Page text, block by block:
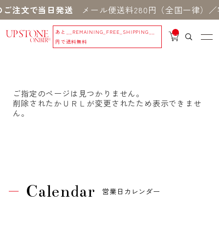
注文で当日発送メール便送料280円（全国一律）
あと
__REMAINING_FREE_SHIPPING__
円で送料無料
__
IT
ご指定のページは見つかりません。
削除されたかＵＲＬが変更されたため表示できませ
ん。
Calendar 営業日カレンダー